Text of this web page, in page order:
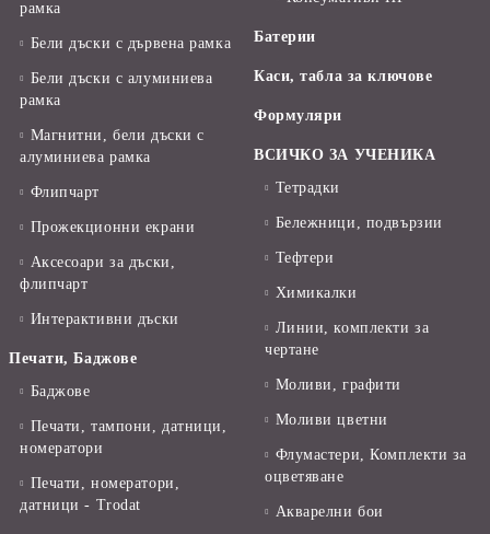
рамка
Бели дъски с дървена рамка
Бели дъски с алуминиева
рамка
Магнитни, бели дъски с
алуминиева рамка
Флипчарт
Прожекционни екрани
Аксесоари за дъски,
флипчарт
Интерактивни дъски
Печати, Баджове
Баджове
Печати, тампони, датници,
номератори
Печати, номератори,
датници - Trodat
Батерии
Каси, табла за ключове
Формуляри
ВСИЧКО ЗА УЧЕНИКА
Тетрадки
Бележници, подвързии
Тефтери
Химикалки
Линии, комплекти за
чертане
Моливи, графити
Моливи цветни
Флумастери, Комплекти за
оцветяване
Акварелни бои